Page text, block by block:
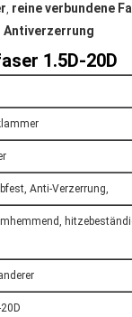
, reine verbundene
Antiverzerrung
1.5D-20D
Anti-Verzerrung,